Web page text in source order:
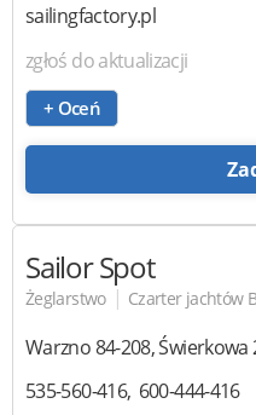
sailingfactory.pl
zgłoś do aktualizacji
+ Oceń
Sailor Spot
Żeglarstwo | Czarter jachtów
Warzno84-208,Świerkowa
535-560-416 600-444-416